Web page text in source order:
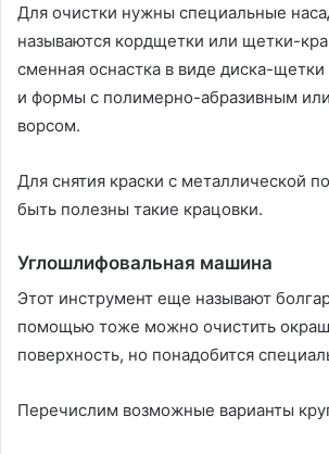
Для очистки нужны специальные
называются кордщетки или щетки-
сменная оснастка в виде диска-
и формы с полимерно-абразивным
ворсом.
Для снятия краски с металлической
быть полезны такие крацовки.
Углошлифовальная машина
Этот инструмент еще называют
помощью тоже можно очистить
поверхность, но понадобится
Перечислим возможные варианты